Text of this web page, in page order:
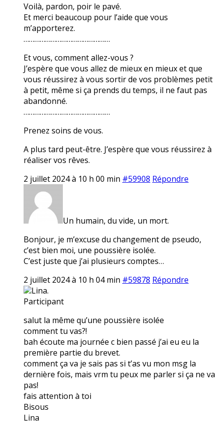
Voilà, pardon, poir le pavé.
Et merci beaucoup pour l’aide que vous
m’apporterez.
…………………………………………
Et vous, comment allez-vous ?
J’espère que vous allez de mieux en mieux et que
vous réussirez à vous sortir de vos problèmes petit
à petit, même si ça prends du temps, il ne faut pas
abandonné.
…………………………………………
Prenez soins de vous.
A plus tard peut-être. J’espère que vous réussirez à
réaliser vos rêves.
2 juillet 2024 à 10 h 00 min #59908 Répondre
Un humain, du vide, un mort.
Bonjour, je m’excuse du changement de pseudo,
c’est bien moi, une poussière isolée.
C’est juste que j’ai plusieurs comptes…
2 juillet 2024 à 10 h 04 min #59878 Répondre
Lina.
Participant
salut la même qu’une poussière isolée
comment tu vas?!
bah écoute ma journée c bien passé j’ai eu eu la
première partie du brevet.
comment ça va je sais pas si t’as vu mon msg la
dernière fois, mais vrm tu peux me parler si ça ne va
pas!
fais attention à toi
Bisous
Lina